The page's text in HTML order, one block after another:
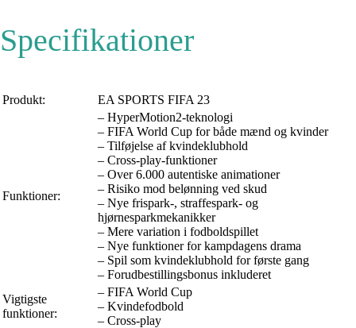
Specifikationer
Produkt: EA SPORTS FIFA 23
Funktioner:
– HyperMotion2-teknologi
– FIFA World Cup for både mænd og kvinder
– Tilføjelse af kvindeklubhold
– Cross-play-funktioner
– Over 6.000 autentiske animationer
– Risiko mod belønning ved skud
– Nye frispark-, straffespark- og
hjørnesparkmekanikker
– Mere variation i fodboldspillet
– Nye funktioner for kampdagens drama
– Spil som kvindeklubhold for første gang
– Forudbestillingsbonus inkluderet
Vigtigste
funktioner:
– FIFA World Cup
– Kvindefodbold
– Cross-play